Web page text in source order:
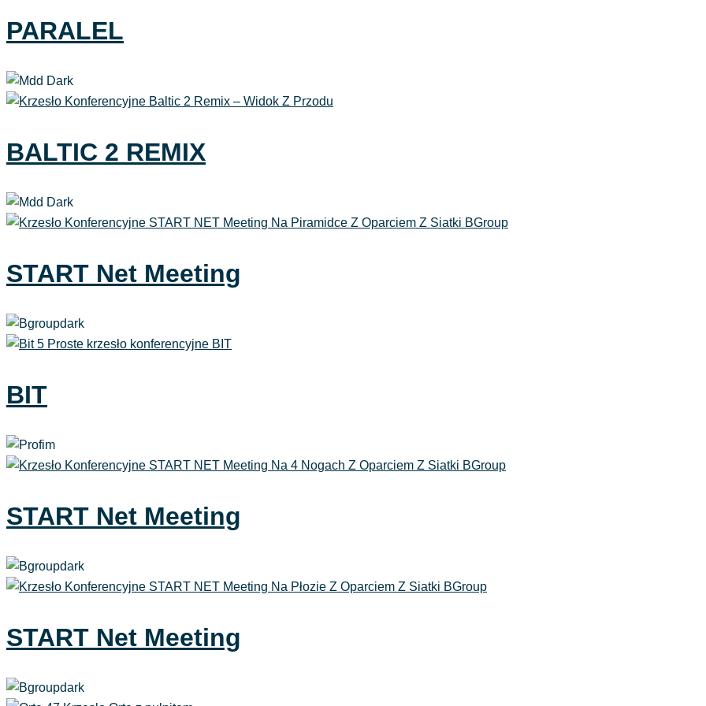
PARALEL
BALTIC 2 REMIX
START Net Meeting
BIT
START Net Meeting
START Net Meeting